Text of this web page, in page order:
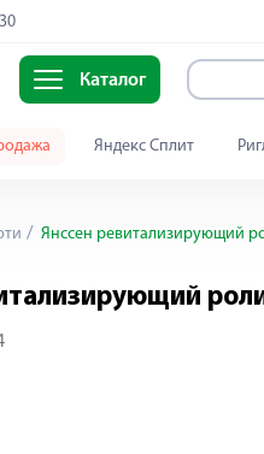
Каталог
Яндекс Сплит
Янссен ревитализирующий